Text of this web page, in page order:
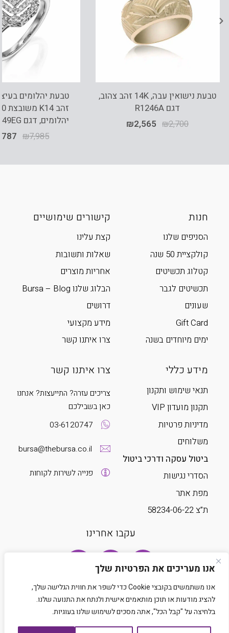
אנו מעריכים את הפרטיות שלך
אנו משתמשים בקובצי Cookie כדי לשפר את חווית הגלישה שלך,
להציג מודעות או תוכן מותאמים אישית ולנתח את התנועה שלנו.
בלחיצה על "קבל הכל", אתה מסכים לשימוש שלנו בעוגיות.
טבעת נישואין עבה, 14K זהב צהוב,
דגם R1246A
₪2,700
₪2,565
טבעת יהלומים
יהלומים, דגם RDRB12249EG
₪7,985
חנות
הסניפים שלנו
קולקציית 50 שנה
קטלוג תכשיטים
תכשיטים לגבר
שעונים
Gift Card
ימים מיוחדים בשנה
קישורים שימושיים
קצת עלינו
שאלות ותשובות
אחריות מוצרים
הבלוג שלנו Bursa – Blog
דרושים
מידע מקצועי
צרו איתנו קשר
מידע כללי
תנאי שימוש ותקנון
תקנון מועדון VIP
מדיניות פרטיות
משלוחים
ביטול עסקה ודרכי ביטול
הסדרי נגישות
מפת אתר
ת”צ 58234-06-22
צרו איתנו קשר
צריכים עזרה? התייעצות? אנחנו
כאן בשבילכם
03-6120747
bursa@thebursa.co.il
פנייה לשירות לקוחות
עקבו אחרינו